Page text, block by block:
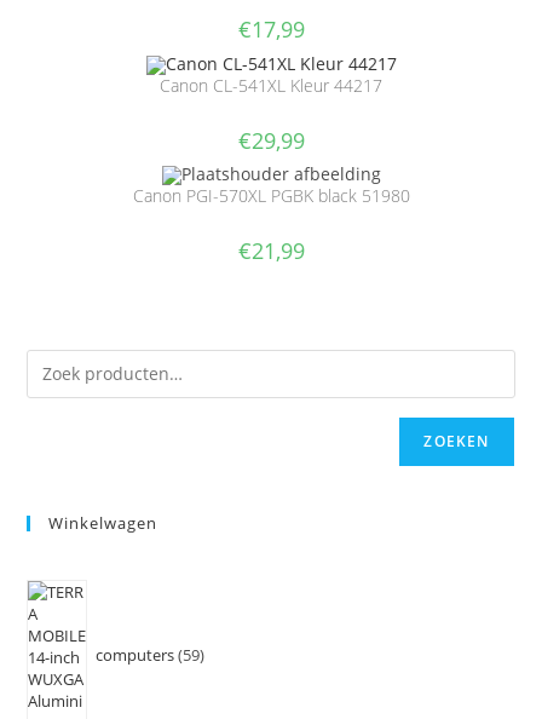
€17,99
Canon CL-541XL Kleur 44217
€29,99
Canon PGI-570XL PGBK black 51980
€21,99
ZOEKEN
Winkelwagen
computers 59